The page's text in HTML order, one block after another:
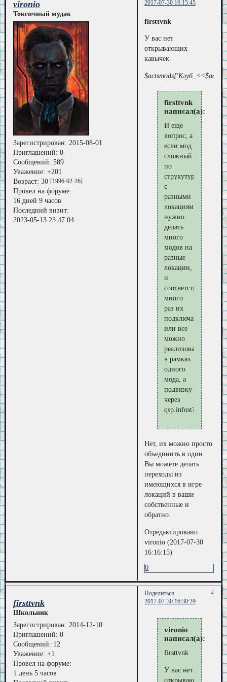
2017-07-30 16:15:45
vironio
Токсичный мудак
Зарегистрирован: 2015-08-01
Приглашений: 0
Сообщений: 589
Уважение: +201
Возраст: 30 [1996-02-26]
Провел на форуме:
16 дней 9 часов
Последний визит:
2023-05-13 23:47:04
firsttvnk
У вас нет
открывающих
кавычек.
$actsmods['
firsttvnk
написал(а):
И еще
вопрос, а
если мод
сложный
по
струкутуре,
с
разными
локациями,
нужно
делать
много
модов на
разные
локации,
и
соответственно
много
раз их
подключать,
или все
можно
реализовать
в рамках
одного
мода, а
подвязку
через
qsp.infost?
Нет, их можно просто
объединить в один.
Вы можете делать
переходы из
имеющихся в игре
локаций в ваши
собственные и
обратно.
Отредактировано
vironio (2017-07-30
16:16:15)
0
Поделиться
4
2017-07-30 16:30:29
firsttvnk
Школьник
Зарегистрирован: 2014-12-10
Приглашений: 0
Сообщений: 12
Уважение: +1
Провел на форуме:
1 день 5 часов
vironio
написал(а):
firsttvnk
У вас нет
открывающих